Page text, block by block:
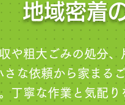
地域密着
や粗大ごみの処分
な依頼から家まる
丁寧な作業と気配